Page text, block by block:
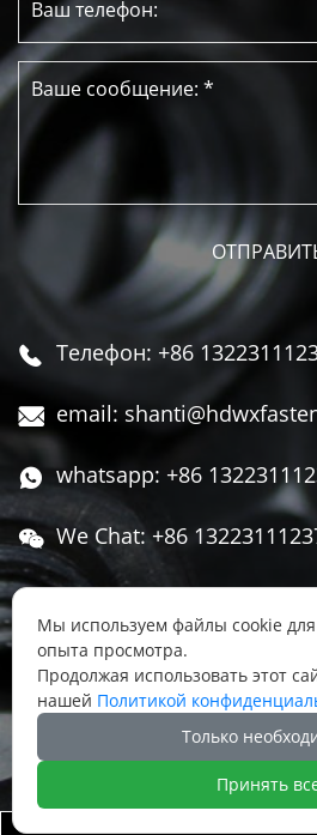
 Телефон: +86
 email:
 whatsapp: +86
 We Chat: +86
Адрес: Северная часть
Чжоуцунь, поселок
город Ханьдань,
 
Мы используем файлы cookie
опыта просмотра.
Продолжая использовать этот
нашей Политикой
Только
Принять